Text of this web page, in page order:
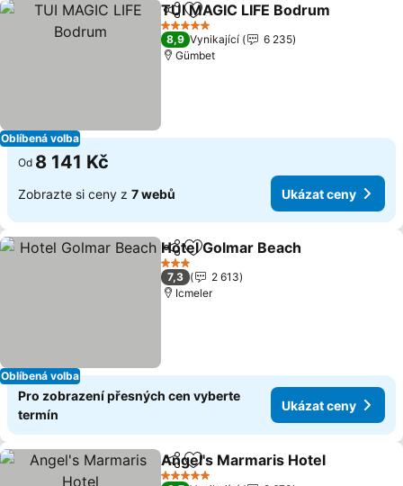
Oblíbená volba
SdíletPřidat na seznam oblíbených
TUI MAGIC LIFE Bodrum
5 Počet hvězdiček
8,9 Vynikající
6 235
Gümbet
Od 8 141 Kč
Zobrazte si ceny z 7 webů Ukázat ceny
Oblíbená volba
SdíletPřidat na seznam oblíbených
Hotel Golmar Beach
3 Počet hvězdiček
7,3
2 613
Icmeler
Pro zobrazení přesných cen vyberte
termín
Ukázat ceny
SdíletPřidat na seznam oblíbených
Angel's Marmaris Hotel
5 Počet hvězdiček